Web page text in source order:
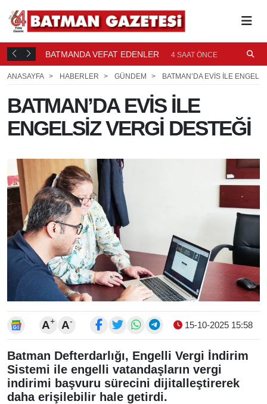
BATMANDA VEFAT EDENLER 4 SAAT ÖNCE
ANASAYFA HABERLER GÜNDEM BATMAN’DA EVİS İLE
BATMAN’DA EVİS İLE
ENGELSİZ VERGİ DESTEĞİ
A+ A- 15-10-2025 15:58
Batman Defterdarlığı, Engelli Vergi İndirim
Sistemi ile engelli vatandaşların vergi
indirimi başvuru sürecini dijitalleştirerek
daha erişilebilir hale getirdi.